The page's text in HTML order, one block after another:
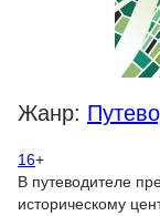
Жанр:
16+
В путеводителе
историческому